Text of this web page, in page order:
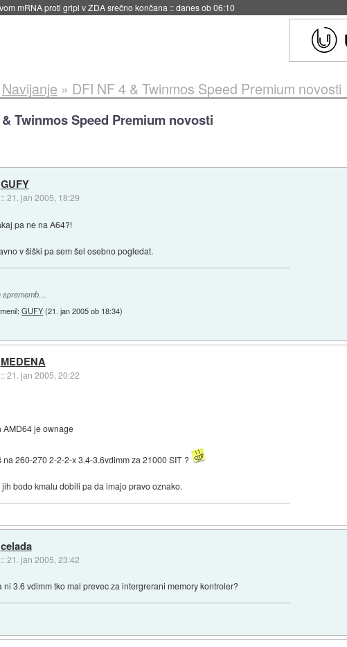
začel predvajati reklame::danes ob 06:09
Navijanje » DFI NF 4 & Twinmos Speed Premium novosti
& Twinmos Speed Premium novosti
GUFY
::21. jan 2005, 18:29
pa ne na A64?!
v šiški pa sem šel osebno pogledat.
sprememb…
GUFY(21. jan 2005 ob 18:34)
MEDENA
::21. jan 2005, 20:22
AMD64 je ownage
na 260-270 2-2-2-x 3.4-3.6vdimm za 21000 SIT ?
jih bodo kmalu dobili pa da imajo pravo oznako.
celada
::21. jan 2005, 23:42
ni 3.6 vdimm tko mal prevec za intergrerani memory kontroler?